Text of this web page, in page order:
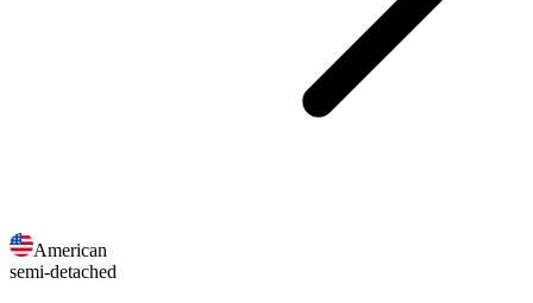
American
semi-detached